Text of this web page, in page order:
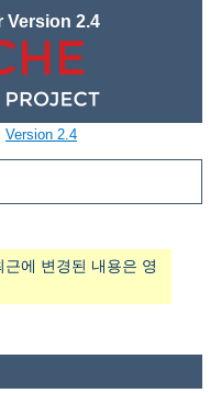
Version 2.4
Version 2.4
에 변경된 내용은 영